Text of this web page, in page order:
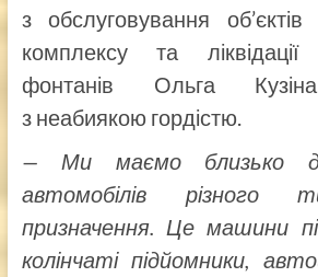
з обслуговування об’єктів
комплексу та ліквідації
фонтанів Ольга
з неабиякою гордістю.
— Ми маємо близько
автомобілів різного
призначення. Це машини
колінчаті підйомники,